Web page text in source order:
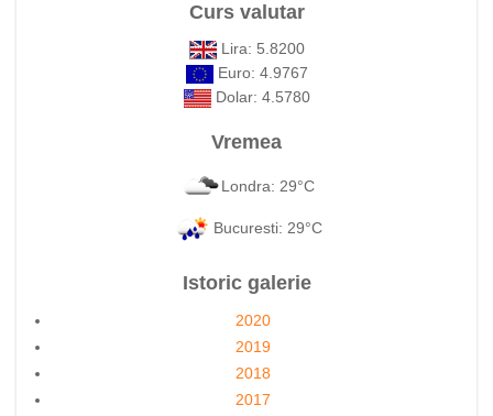
Curs valutar
Lira: 5.8200
Euro: 4.9767
Dolar: 4.5780
Vremea
Londra: 29°C
Bucuresti: 29°C
Istoric galerie
2020
2019
2018
2017